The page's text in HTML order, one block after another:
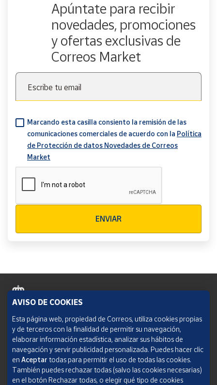
Apúntate para recibir
novedades, promociones
y ofertas exclusivas de
Correos Market
Escribe tu email
Marcando esta casilla consiento la remisión de las
comunicaciones comerciales de acuerdo con la Política
de Protección de datos Novedades de Correos
Market
ENVIAR
Política de cookies
Aviso legal
Condiciones del servicio
Política de Privacidad Web
AVISO DE COOKIES
Esta página web, propiedad de Correos, utiliza cookies propias
y de terceros con la finalidad de permitir su navegación,
elaborar información estadística, analizar sus hábitos de
navegación y servir publicidad personalizada. Puedes hacer clic
en Aceptar todas para permitir el uso de todas las cookies.
También puedes rechazar todas (salvo las cookies necesarias)
en el botón Rechazar todas, o elegir qué tipo de cookies